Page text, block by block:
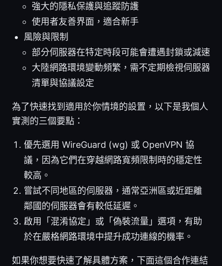
強大的隱私保護與追蹤防護
使用者友善界面，適合新手
風險與限制
部分伺服器在特定時段可能會遭遇封鎖或減速
大陸網路環境變動頻繁，需不定期檢視伺服器
清單與協議設定
為了快速找到適用於你情境的設置，以下是我個人
實測的三個要點：
優先選用 WireGuard (wg) 或 OpenVPN 協
議，因為它們在穿越網路寬頻限制時的穩定性
較高。
嘗試不同地區的伺服器，通常亞洲區或近距離
鄰國的伺服器會有較低延遲。
啟用「混淆協定」或「偽裝流量」選項，有助
於在嚴格網路環境中提升成功連線的機率。
如果你想要快速了解具體方案，下面這個合作連結